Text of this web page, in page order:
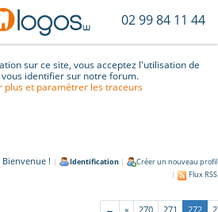
sur ce site, vous acceptez l'utilisation de
identifier sur notre forum.
plus et paramétrer les traceurs
02 99 84 11 44
Bienvenue ! | Identification |
Créer un nouveau profil
|
Flux RSS
← « 270 271 272